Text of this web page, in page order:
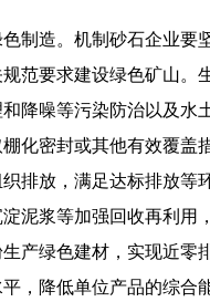
色制造。机制砂石企业要
范要求建设绿色矿山。
降噪等污染防治以及水
化密封或其他有效覆盖
排放，满足达标排放等
泥浆等加强回收再利用
产绿色建材，实现近零
，降低单位产品的综合